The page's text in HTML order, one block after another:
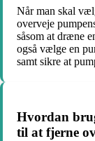
Når man skal
overveje
såsom at dræne
også vælge en
samt sikre at
Hvordan
til at fjerne